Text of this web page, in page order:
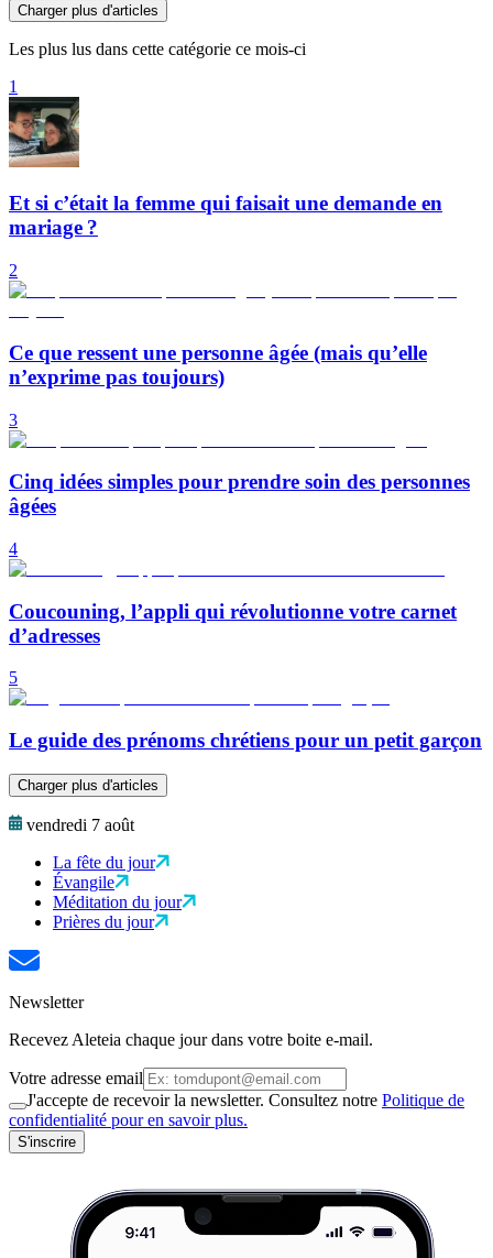
Charger plus d'articles
Les plus lus dans cette catégorie ce mois-ci
1
Et si c’était la femme qui faisait une demande en
mariage ?
2
Ce que ressent une personne âgée (mais qu’elle
n’exprime pas toujours)
3
Cinq idées simples pour prendre soin des personnes
âgées
4
Coucouning, l’appli qui révolutionne votre carnet
d’adresses
5
Le guide des prénoms chrétiens pour un petit garçon
Charger plus d'articles
vendredi 7 août
La fête du jour
Évangile
Méditation du jour
Prières du jour
Newsletter
Recevez Aleteia chaque jour dans votre boite e-mail.
Votre adresse email
J'accepte de recevoir la newsletter. Consultez notre Politique de
confidentialité pour en savoir plus.
S'inscrire